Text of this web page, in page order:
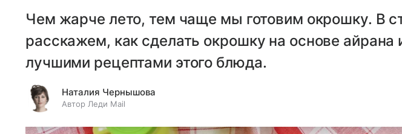
Чем жарче лето, тем чаще мы готовим окрошку. В
расскажем, как сделать окрошку на основе айрана
лучшими рецептами этого блюда.
Наталия Чернышова
Автор Леди Mail